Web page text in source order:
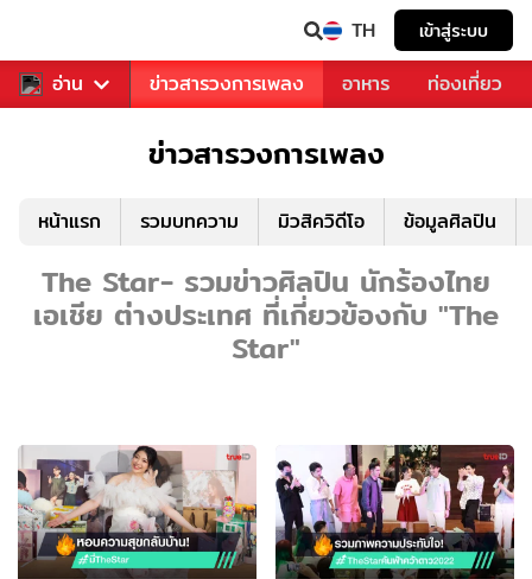
TH เข้าสู่ระบบ
อ่าน
ข่าวบันเทิง ข่าวสารวงการเพลง อาหาร ท่องเที่ยว
ข่าวสารวงการเพลง
หน้าแรก รวมบทความ มิวสิควิดีโอ ข้อมูลศิลปิน
The Star- รวมข่าวศิลปิน นักร้องไทย
เอเชีย ต่างประเทศ ที่เกี่ยวข้องกับ "The
Star"